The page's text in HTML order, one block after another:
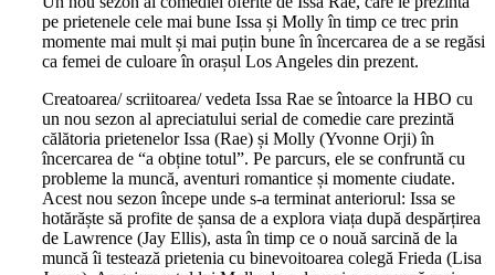
pe prietenele cele mai bune Issa și Molly în timp ce trec prin
momente mai mult și mai puțin bune în încercarea de a se regăsi
ca femei de culoare în orașul Los Angeles din prezent.
Creatoarea/ scriitoarea/ vedeta Issa Rae se întoarce la HBO cu
un nou sezon al apreciatului serial de comedie care prezintă
călătoria prietenelor Issa (Rae) și Molly (Yvonne Orji) în
încercarea de “a obține totul”. Pe parcurs, ele se confruntă cu
probleme la muncă, aventuri romantice și momente ciudate.
Acest nou sezon începe unde s-a terminat anteriorul: Issa se
hotărăște să profite de șansa de a explora viața după despărțirea
de Lawrence (Jay Ellis), asta în timp ce o nouă sarcină de la
muncă îi testează prietenia cu binevoitoarea colegă Frieda (Lisa